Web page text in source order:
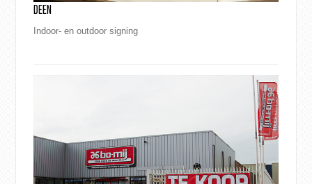
DEEN
Indoor- en outdoor signing